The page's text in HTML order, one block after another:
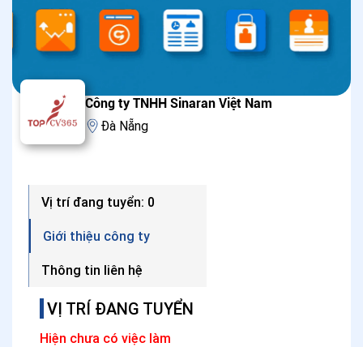
Công ty TNHH Sinaran Việt Nam
Đà Nẵng
VỊ TRÍ ĐANG TUYỂN
Hiện chưa có việc làm
Vị trí đang tuyển: 0
Giới thiệu công ty
Thông tin liên hệ